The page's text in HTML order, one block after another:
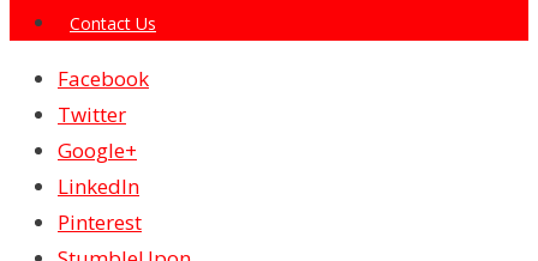
Contact Us
Facebook
Twitter
Google+
LinkedIn
Pinterest